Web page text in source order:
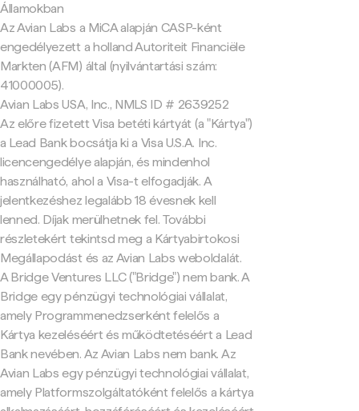
Államokban
Az Avian Labs a MiCA alapján CASP-ként
engedélyezett a holland Autoriteit Financiële
Markten (AFM) által (nyilvántartási szám:
41000005).
Avian Labs USA, Inc., NMLS ID # 2639252
Az előre fizetett Visa betéti kártyát (a "Kártya")
a Lead Bank bocsátja ki a Visa U.S.A. Inc.
licencengedélye alapján, és mindenhol
használható, ahol a Visa-t elfogadják. A
jelentkezéshez legalább 18 évesnek kell
lenned. Díjak merülhetnek fel. További
részletekért tekintsd meg a Kártyabirtokosi
Megállapodást és az Avian Labs weboldalát.
A Bridge Ventures LLC ("Bridge") nem bank. A
Bridge egy pénzügyi technológiai vállalat,
amely Programmenedzserként felelős a
Kártya kezeléséért és működtetéséért a Lead
Bank nevében. Az Avian Labs nem bank. Az
Avian Labs egy pénzügyi technológiai vállalat,
amely Platformszolgáltatóként felelős a kártya